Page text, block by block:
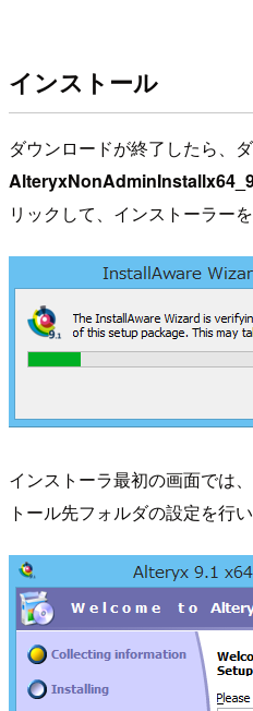
インストール
ダウンロードが終了したら、
リックして、インストーラーを
インストーラ最初の画面では
トール先フォルダの設定を行い